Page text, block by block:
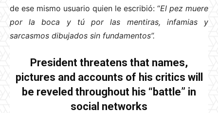
de ese mismo usuario quien le escribió: “El pez muere
por la boca y tú por las mentiras, infamias y
sarcasmos dibujados sin fundamentos”.
President threatens that names,
pictures and accounts of his critics will
be reveled throughout his “battle” in
social networks